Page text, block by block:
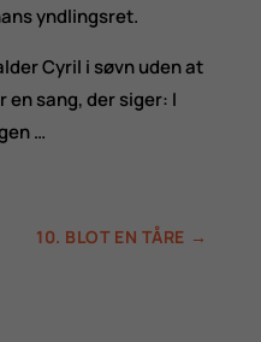
yndlingsret.
Cyril i søvn uden at
en sang, der siger: I
…
10. BLOT EN TÅRE →